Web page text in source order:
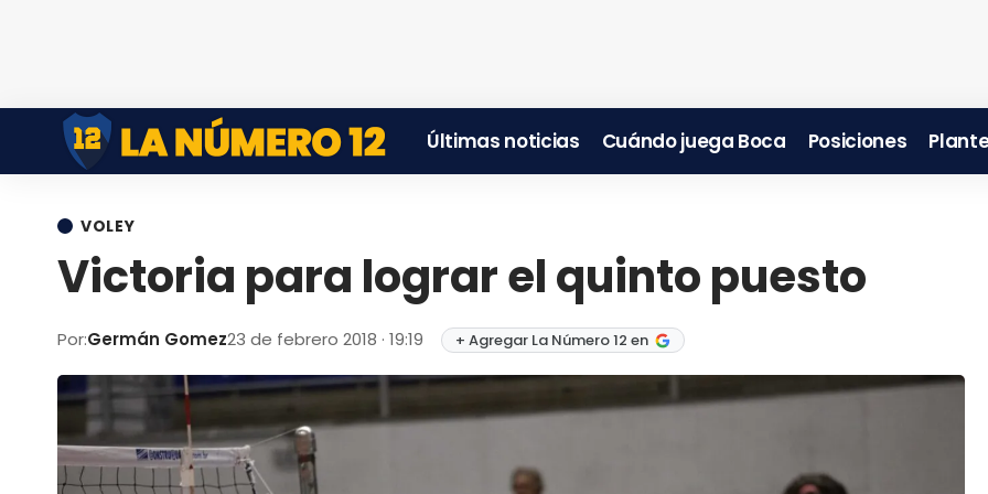
Últimas noticias Cuándo juega Boca Posiciones
VOLEY
Victoria para lograr el quinto puesto
Por:Germán Gomez23 de febrero 2018 · 19:19 + Agregar La Número 12 en